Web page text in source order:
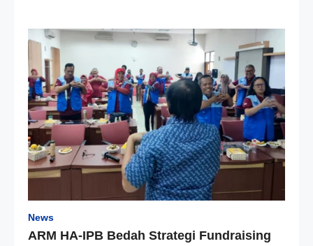
News
ARM HA-IPB Bedah Strategi Fundraising